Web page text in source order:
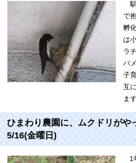
駅
で
孵
は
ラ
バ
子
互
ます
ひまわり農園に、ムクドリが
5/16(金曜日)
1